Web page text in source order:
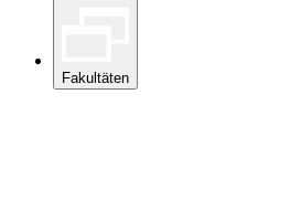
Fakultäten